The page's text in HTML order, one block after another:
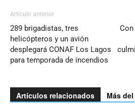
Artículo anterior
289 brigadistas, tres
helicópteros y un avión
desplegará CONAF Los Lagos
para temporada de incendios
Artículos relacionados Más